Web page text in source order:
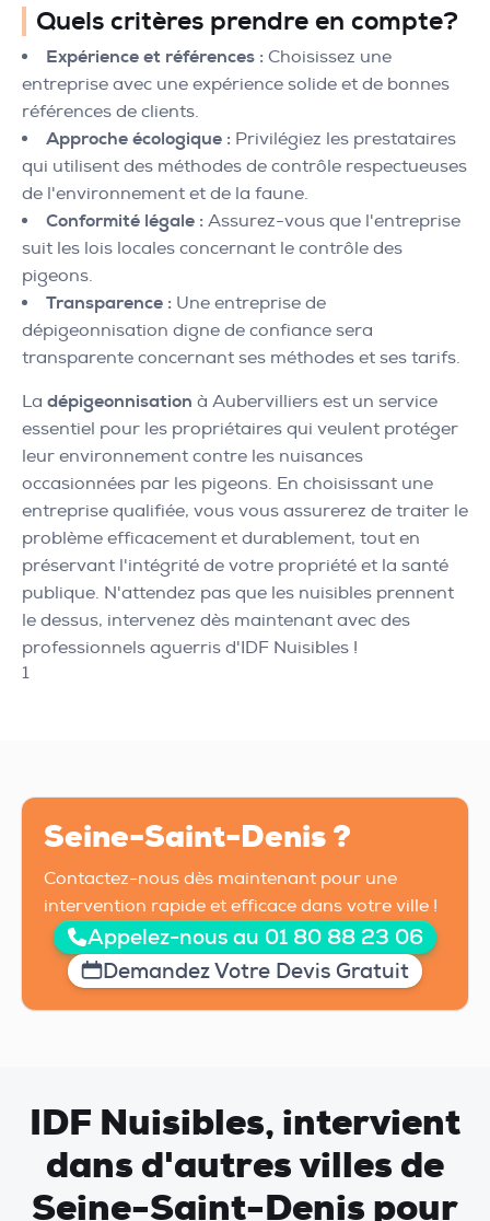
Quels critères prendre en compte?
Expérience et références : Choisissez une
entreprise avec une expérience solide et de bonnes
références de clients.
Approche écologique : Privilégiez les prestataires
qui utilisent des méthodes de contrôle respectueuses
de l'environnement et de la faune.
Conformité légale : Assurez-vous que l'entreprise
suit les lois locales concernant le contrôle des
pigeons.
Transparence : Une entreprise de
dépigeonnisation digne de confiance sera
transparente concernant ses méthodes et ses tarifs.
La dépigeonnisation à Aubervilliers est un service
essentiel pour les propriétaires qui veulent protéger
leur environnement contre les nuisances
occasionnées par les pigeons. En choisissant une
entreprise qualifiée, vous vous assurerez de traiter le
problème efficacement et durablement, tout en
préservant l'intégrité de votre propriété et la santé
publique. N'attendez pas que les nuisibles prennent
le dessus, intervenez dès maintenant avec des
professionnels aguerris d'IDF Nuisibles !
1
Seine-Saint-Denis ?
Contactez-nous dès maintenant pour une
intervention rapide et efficace dans votre ville !
Appelez-nous au 01 80 88 23 06
Demandez Votre Devis Gratuit
IDF Nuisibles, intervient
dans d'autres villes de
Seine-Saint-Denis pour